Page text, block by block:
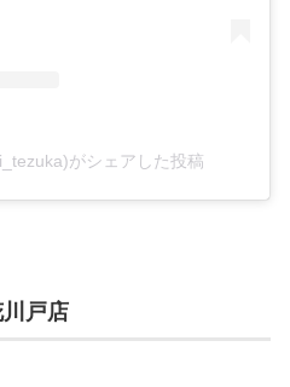
がシェアした投稿
川戸店